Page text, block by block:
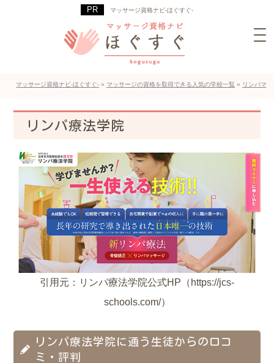
マッサージ資格ナビ-ほぐすぐ-
マッサージ資格ナビ-ほぐすぐ- » マッサージの資格を取得できる人気の学校一覧 » リンパマ
リンパ療法学院
引用元：リンパ療法学院公式HP（https://jcs-
schools.com/）
リンパ療法学院に通う生徒からの口コ
ミ・評判